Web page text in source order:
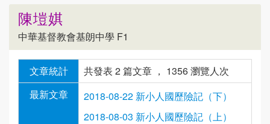
陳塏娸
中華基督教會基朗中學 F1
文章統計
共發表 2 篇文章 ， 1356 瀏覽人次
最新文章
2018-08-22 新小人國歷險記（下）
2018-08-03 新小人國歷險記（上）